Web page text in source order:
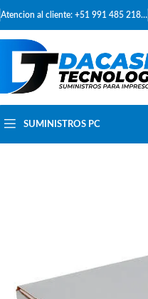
Atencion al cliente: +51 991 485 218…
SUMINISTROS PC